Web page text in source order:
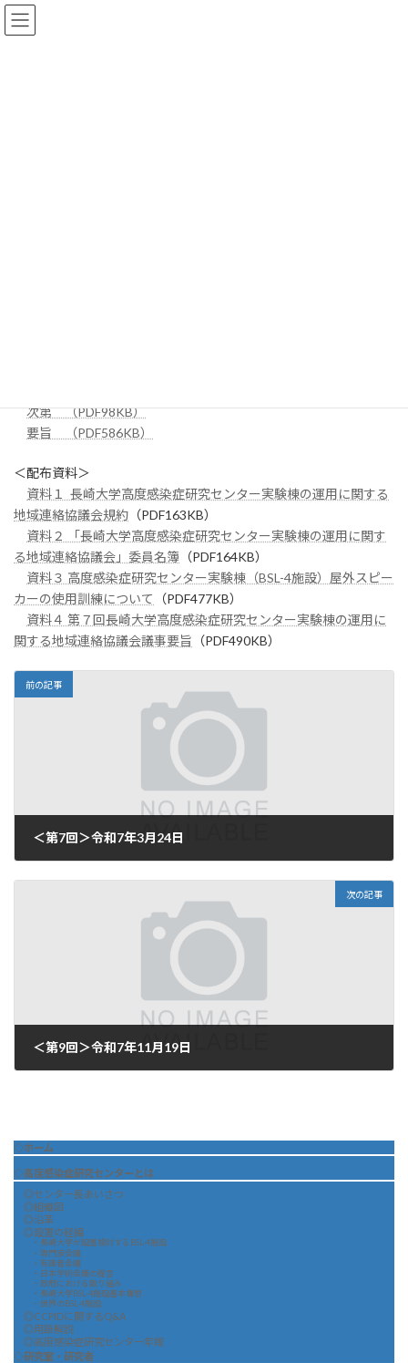
コ
ン
ナ
ビ
次第 （PDF98KB）
要旨 （PDF586KB）
＜配布資料＞
資料１ 長崎大学高度感染症研究センター実験棟の運用に関する
地域連絡協議会規約 （PDF163KB）
資料２ 「長崎大学高度感染症研究センター実験棟の運用に関す
る地域連絡協議会」委員名簿 （PDF164KB）
資料３ 高度感染症研究センター実験棟（BSL-4施設）屋外スピー
カーの使用訓練について
（PDF477KB）
資料４ 第７回長崎大学高度感染症研究センター実験棟の運用に
関する地域連絡協議会議事要旨 （PDF490KB）
前の記事
＜第7回＞令和7年3月24日
次の記事
＜第9回＞令和7年11月19日
◇ホーム
◇高度感染症研究センターとは
◎センター長あいさつ
◎組織図
◎沿革
◎設置の経緯
・長崎大学が設置検討するBSL-4施設
・専門家会議
・有識者会議
・日本学術会議の提言
・政府における取り組み
・長崎大学BSL-4施設基本構想
・世界のBSL-4施設
◎CCPIDに関するQ&A
◎用語解説
◎高度感染症研究センター年報
◇研究室・研究者